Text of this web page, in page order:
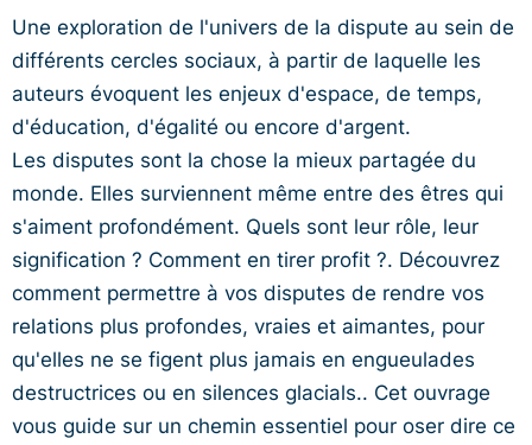
Une exploration de l'univers de la dispute au sein de
différents cercles sociaux, à partir de laquelle les
auteurs évoquent les enjeux d'espace, de temps,
d'éducation, d'égalité ou encore d'argent.
Les disputes sont la chose la mieux partagée du
monde. Elles surviennent même entre des êtres qui
s'aiment profondément. Quels sont leur rôle, leur
signification ? Comment en tirer profit ?. Découvrez
comment permettre à vos disputes de rendre vos
relations plus profondes, vraies et aimantes, pour
qu'elles ne se figent plus jamais en engueulades
destructrices ou en silences glacials.. Cet ouvrage
vous guide sur un chemin essentiel pour oser dire ce